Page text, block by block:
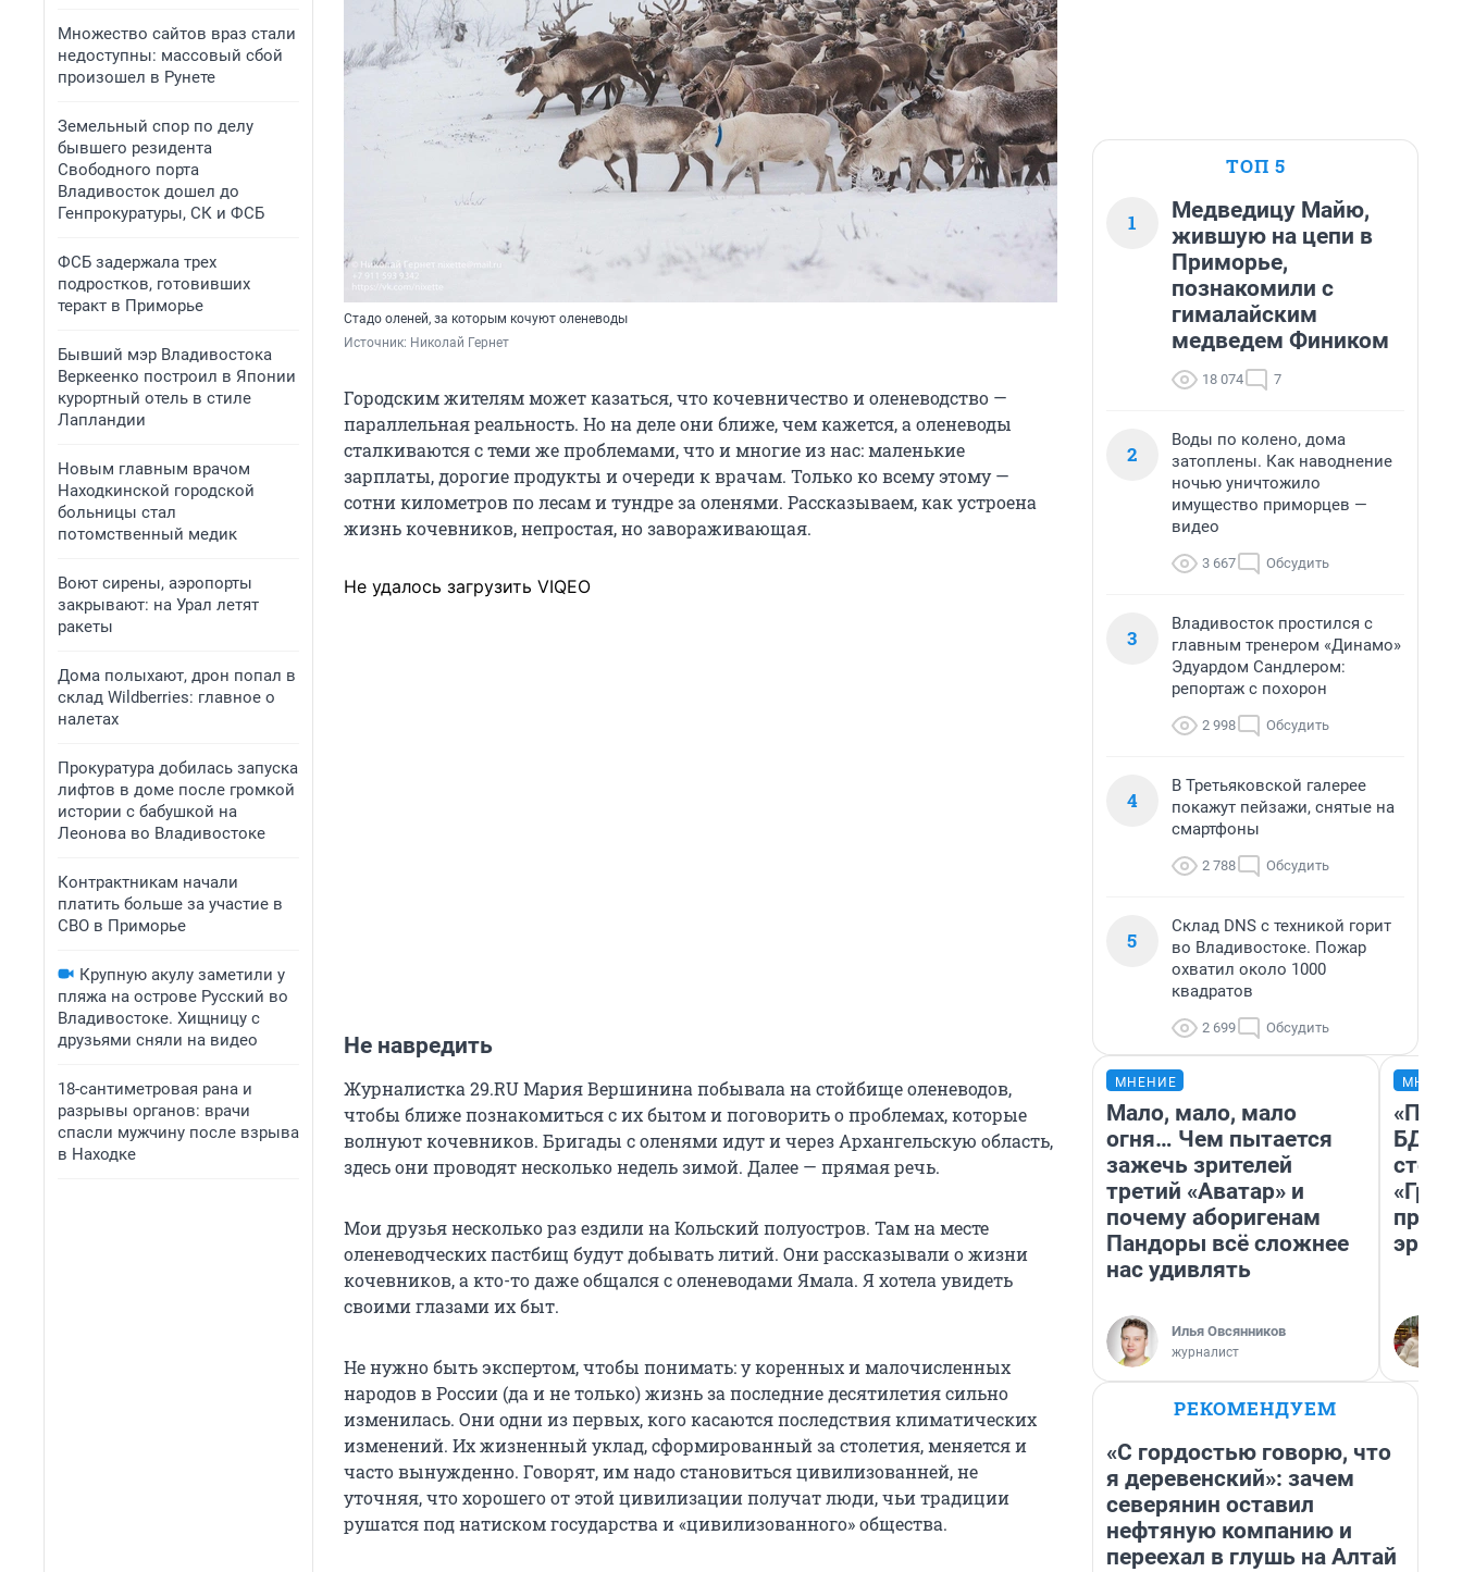
Множество сайтов враз стали
недоступны: массовый сбой
произошел в Рунете
Земельный спор по делу
бывшего резидента
Свободного порта
Владивосток дошел до
Генпрокуратуры, СК и ФСБ
ФСБ задержала трех
подростков, готовивших
теракт в Приморье
Бывший мэр Владивостока
Веркеенко построил в Японии
курортный отель в стиле
Лапландии
Новым главным врачом
Находкинской городской
больницы стал
потомственный медик
Воют сирены, аэропорты
закрывают: на Урал летят
ракеты
Дома полыхают, дрон попал в
склад Wildberries: главное о
налетах
Прокуратура добилась запуска
лифтов в доме после громкой
истории с бабушкой на
Леонова во Владивостоке
Контрактникам начали
платить больше за участие в
СВО в Приморье
Крупную акулу заметили у
пляжа на острове Русский во
Владивостоке. Хищницу с
друзьями сняли на видео
18-сантиметровая рана и
разрывы органов: врачи
спасли мужчину после взрыва
в Находке
Стадо оленей, за которым кочуют оленеводы
Источник: Николай Гернет
Городским жителям может казаться, что кочевничество и оленеводство —
параллельная реальность. Но на деле они ближе, чем кажется, а оленеводы
сталкиваются с теми же проблемами, что и многие из нас: маленькие
зарплаты, дорогие продукты и очереди к врачам. Только ко всему этому —
сотни километров по лесам и тундре за оленями. Рассказываем, как устроена
жизнь кочевников, непростая, но завораживающая.
Не удалось загрузить VIQEO
Не навредить
Журналистка 29.RU Мария Вершинина побывала на стойбище оленеводов,
чтобы ближе познакомиться с их бытом и поговорить о проблемах, которые
волнуют кочевников. Бригады с оленями идут и через Архангельскую область,
здесь они проводят несколько недель зимой. Далее — прямая речь.
Мои друзья несколько раз ездили на Кольский полуостров. Там на месте
оленеводческих пастбищ будут добывать литий. Они рассказывали о жизни
кочевников, а кто-то даже общался с оленеводами Ямала. Я хотела увидеть
своими глазами их быт.
Не нужно быть экспертом, чтобы понимать: у коренных и малочисленных
народов в России (да и не только) жизнь за последние десятилетия сильно
изменилась. Они одни из первых, кого касаются последствия климатических
изменений. Их жизненный уклад, сформированный за столетия, меняется и
часто вынужденно. Говорят, им надо становиться цивилизованней, не
уточняя, что хорошего от этой цивилизации получат люди, чьи традиции
рушатся под натиском государства и «цивилизованного» общества.
ТОП 5
1
Медведицу Майю,
жившую на цепи в
Приморье,
познакомили с
гималайским
медведем Фиником
18 074 7
2
Воды по колено, дома
затоплены. Как наводнение
ночью уничтожило
имущество приморцев —
видео
3 667 Обсудить
3
Владивосток простился с
главным тренером «Динамо»
Эдуардом Сандлером:
репортаж с похорон
2 998 Обсудить
4
В Третьяковской галерее
покажут пейзажи, снятые на
смартфоны
2 788 Обсудить
5
Склад DNS с техникой горит
во Владивостоке. Пожар
охватил около 1000
квадратов
2 699 Обсудить
МНЕНИЕ
Мало, мало, мало
огня… Чем пытается
зажечь зрителей
третий «Аватар» и
почему аборигенам
Пандоры всё сложнее
нас удивлять
Илья Овсянников
журналист
РЕКОМЕНДУЕМ
«С гордостью говорю, что
я деревенский»: зачем
северянин оставил
нефтяную компанию и
переехал в глушь на Алтай